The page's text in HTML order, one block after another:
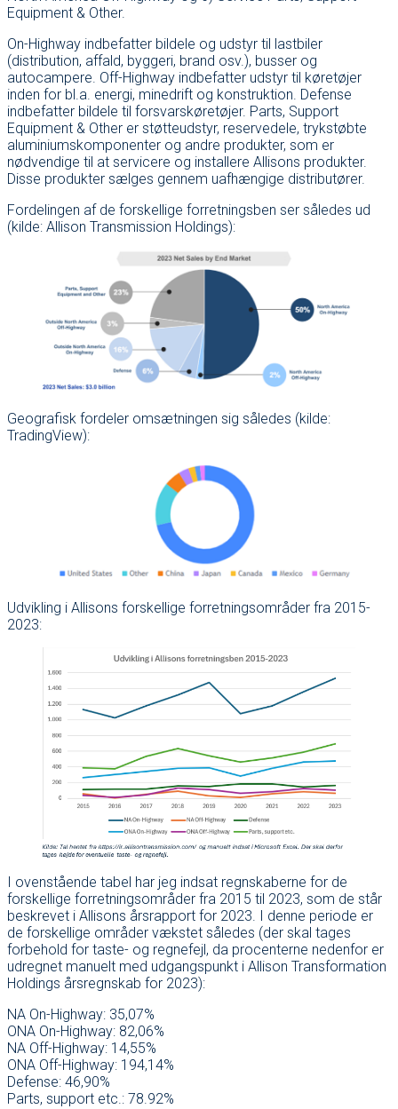
Equipment & Other.
On-Highway indbefatter bildele og udstyr til lastbiler
(distribution, affald, byggeri, brand osv.), busser og
autocampere. Off-Highway indbefatter udstyr til køretøjer
inden for bl.a. energi, minedrift og konstruktion. Defense
indbefatter bildele til forsvarskøretøjer. Parts, Support
Equipment & Other er støtteudstyr, reservedele, trykstøbte
aluminiumskomponenter og andre produkter, som er
nødvendige til at servicere og installere Allisons produkter.
Disse produkter sælges gennem uafhængige distributører.
Fordelingen af de forskellige forretningsben ser således ud
(kilde: Allison Transmission Holdings):
Geografisk fordeler omsætningen sig således (kilde:
TradingView):
Udvikling i Allisons forskellige forretningsområder fra 2015-
2023:
I ovenstående tabel har jeg indsat regnskaberne for de
forskellige forretningsområder fra 2015 til 2023, som de står
beskrevet i Allisons årsrapport for 2023. I denne periode er
de forskellige områder vækstet således (der skal tages
forbehold for taste- og regnefejl, da procenterne nedenfor er
udregnet manuelt med udgangspunkt i Allison Transformation
Holdings årsregnskab for 2023):
NA On-Highway: 35,07%
ONA On-Highway: 82,06%
NA Off-Highway: 14,55%
ONA Off-Highway: 194,14%
Defense: 46,90%
Parts, support etc.: 78.92%